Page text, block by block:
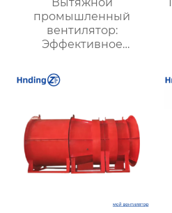
промышленный
вентилятор:
Эффективное
надежной вентиляции